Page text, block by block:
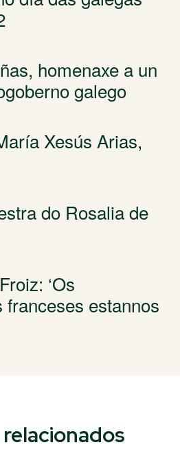
homenaxe a un
galego
Xesús Arias,
do Rosalia de
‘Os
estannos